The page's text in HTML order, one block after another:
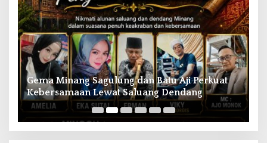
Gema Minang Sagulung dan Batu Aji Perkuat
Kebersamaan Lewat Saluang Dendang